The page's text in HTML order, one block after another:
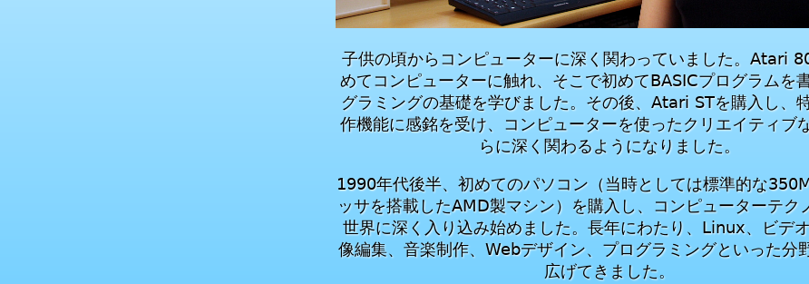
子供の頃からコンピューターに深く関わっていました。Atari
めてコンピューターに触れ、そこで初めてBASICプログラムを
グラミングの基礎を学びました。その後、Atari STを購入し、
作機能に感銘を受け、コンピューターを使ったクリエイティブ
らに深く関わるようになりました。
1990年代後半、初めてのパソコン（当時としては標準的な
ッサを搭載したAMD製マシン）を購入し、コンピューターテク
世界に深く入り込み始めました。長年にわたり、Linux、ビデ
像編集、音楽制作、Webデザイン、プログラミングといった分
広げてきました。